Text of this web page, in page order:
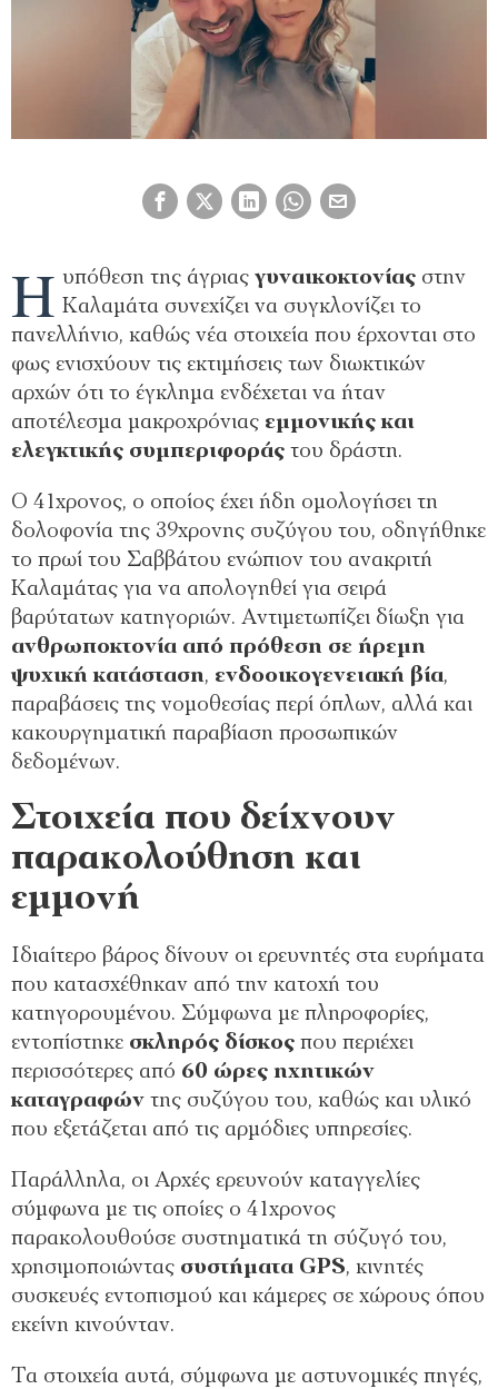
Η υπόθεση της άγριας γυναικοκτονίαςστην
Καλαμάτα συνεχίζει να συγκλονίζει το
πανελλήνιο, καθώς νέα στοιχεία που έρχονται στο
φως ενισχύουν τις εκτιμήσεις των διωκτικών
αρχών ότι το έγκλημα ενδέχεται να ήταν
αποτέλεσμα μακροχρόνιας εμμονικής και
ελεγκτικής συμπεριφοράς του δράστη.
Ο 41χρονος, ο οποίος έχει ήδη ομολογήσει τη
δολοφονία της 39χρονης συζύγου του, οδηγήθηκε
το πρωί του Σαββάτου ενώπιον του ανακριτή
Καλαμάτας για να απολογηθεί για σειρά
βαρύτατων κατηγοριών. Αντιμετωπίζει δίωξη για
ανθρωποκτονία από πρόθεση σε ήρεμη
ψυχική κατάσταση, ενδοοικογενειακή βία,
παραβάσεις της νομοθεσίας περί όπλων, αλλά και
κακουργηματική παραβίαση προσωπικών
δεδομένων.
Στοιχεία που δείχνουν
παρακολούθηση και
εμμονή
Ιδιαίτερο βάρος δίνουν οι ερευνητές στα ευρήματα
που κατασχέθηκαν από την κατοχή του
κατηγορουμένου. Σύμφωνα με πληροφορίες,
εντοπίστηκε σκληρός δίσκος που περιέχει
περισσότερες από 60 ώρες ηχητικών
καταγραφών της συζύγου του, καθώς και υλικό
που εξετάζεται από τις αρμόδιες υπηρεσίες.
Παράλληλα, οι Αρχές ερευνούν καταγγελίες
σύμφωνα με τις οποίες ο 41χρονος
παρακολουθούσε συστηματικά τη σύζυγό του,
χρησιμοποιώντας συστήματα GPS, κινητές
συσκευές εντοπισμού και κάμερες σε χώρους όπου
εκείνη κινούνταν.
Τα στοιχεία αυτά, σύμφωνα με αστυνομικές πηγές,